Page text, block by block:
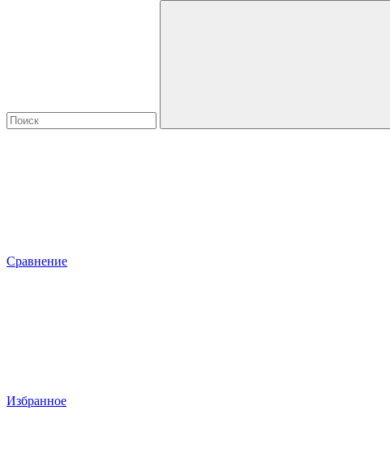
Сравнение
Избранное